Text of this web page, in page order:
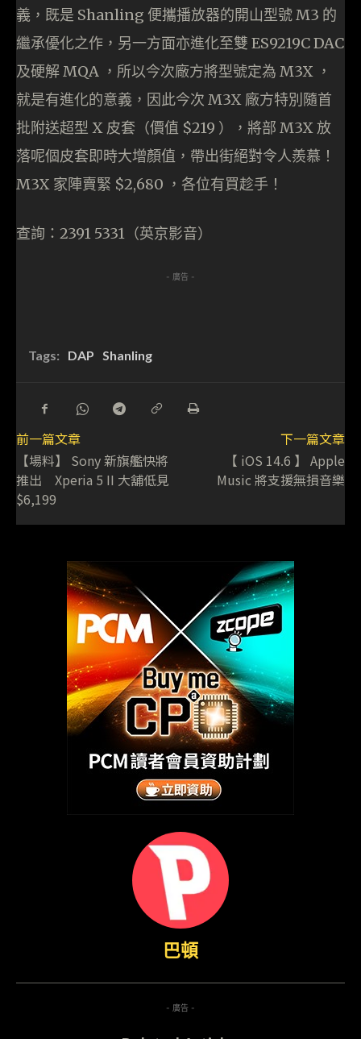
義，既是 Shanling 便攜播放器的開山型號 M3 的
繼承優化之作，另一方面亦進化至雙 ES9219C DAC
及硬解 MQA ，所以今次廠方將型號定為 M3X ，
就是有進化的意義，因此今次 M3X 廠方特別隨首
批附送超型 X 皮套（價值 $219 ），將部 M3X 放
落呢個皮套即時大增顏值，帶出街絕對令人羨慕！
M3X 家陣賣緊 $2,680 ，各位有買趁手！
查詢：2391 5331（英京影音）
- 廣告 -
Tags: DAP Shanling
前一篇文章
【場料】 Sony 新旗艦快將
推出 Xperia 5 II 大舖低見
$6,199
下一篇文章
【 iOS 14.6 】 Apple
Music 將支援無損音樂
巴頓
- 廣告 -